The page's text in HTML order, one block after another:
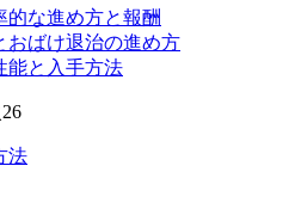
的な進め方と報酬
おばけ退治の進め方
能と入手方法
法